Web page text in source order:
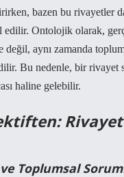
bazen bu rivayetler
edilir. Ontolojik olarak,
değil, aynı zamanda
Bu nedenle, bir rivayet
haline gelebilir.
Toplumsal